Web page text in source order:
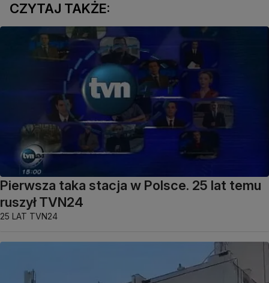
CZYTAJ TAKŻE:
Pierwsza taka stacja w Polsce. 25 lat temu
ruszył TVN24
25 LAT TVN24